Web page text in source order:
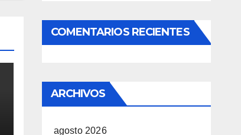
COMENTARIOS RECIENTES
ARCHIVOS
agosto 2026